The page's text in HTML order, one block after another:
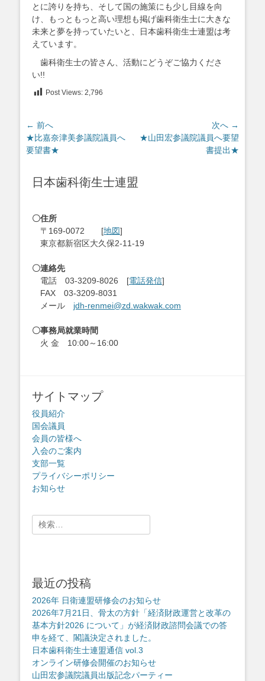
とに誇りを持ち、そして国の施策にも少し目線を向
け、もっともっと高い理想も掲げ歯科衛生士に大きな
未来と夢を持っていたいと、日本歯科衛生士連盟は考
えています。
歯科衛生士の皆さん、活動にどうぞご協力くださ
い!!
Post Views: 2,796
投
稿
ナ
ゲ
シ
ョ
← 前へ
前
の
★比嘉奈津美参議院議員へ
要望書★
次へ →
★山田宏参議院議員へ要望
書提出★
日本歯科衛生士連盟
〇住所
〒169-0072 [地図]
東京都新宿区大久保2-11-19
〇連絡先
電話 03-3209-8026 [電話発信]
FAX 03-3209-8031
メール jdh-renmei@zd.wakwak.com
〇事務局就業時間
火 金 10:00～16:00
サイトマップ
役員紹介
国会議員
会員の皆様へ
入会のご案内
支部一覧
プライバシーポリシー
お知らせ
索:
最近の投稿
2026年 日衛連盟研修会のお知らせ
2026年7月21日、骨太の方針「経済財政運営と改革の
基本方針2026 について」が経済財政諮問会議での答
申を経て、閣議決定されました。
日本歯科衛生士連盟通信 vol.3
オンライン研修会開催のお知らせ
山田宏参議院議員出版記念パーティー